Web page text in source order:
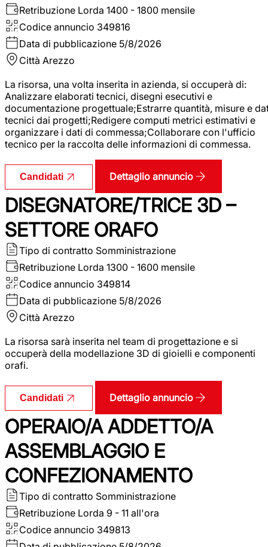
Retribuzione Lorda 1400 - 1800 mensile
Codice annuncio 349816
Data di pubblicazione 5/8/2026
Città Arezzo
La risorsa, una volta inserita in azienda, si occuperà di:
Analizzare elaborati tecnici, disegni esecutivi e
documentazione progettuale;Estrarre quantità, misure e
tecnici dai progetti;Redigere computi metrici estimativi e
organizzare i dati di commessa;Collaborare con l'ufficio
tecnico per la raccolta delle informazioni di commessa.
Candidati Dettaglio annuncio
DISEGNATORE/TRICE 3D –
SETTORE ORAFO
Tipo di contratto Somministrazione
Retribuzione Lorda 1300 - 1600 mensile
Codice annuncio 349814
Data di pubblicazione 5/8/2026
Città Arezzo
La risorsa sarà inserita nel team di progettazione e si
occuperà della modellazione 3D di gioielli e componenti
orafi.
Candidati Dettaglio annuncio
OPERAIO/A ADDETTO/A
ASSEMBLAGGIO E
CONFEZIONAMENTO
Tipo di contratto Somministrazione
Retribuzione Lorda 9 - 11 all'ora
Codice annuncio 349813